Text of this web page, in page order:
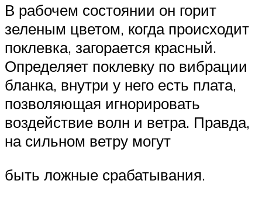
В рабочем состоянии он горит
зеленым цветом, когда происходит
поклевка, загорается красный.
Определяет поклевку по вибрации
бланка, внутри у него есть плата,
позволяющая игнорировать
воздействие волн и ветра. Правда,
на сильном ветру могут
быть ложные срабатывания.